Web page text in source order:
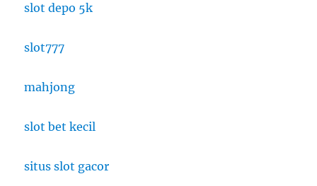
slot depo 5k
slot777
mahjong
slot bet kecil
situs slot gacor